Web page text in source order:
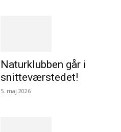
Naturklubben går i
snitteværstedet!
5. maj 2026